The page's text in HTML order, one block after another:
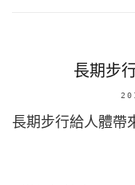
長期步
長期步行給人體帶